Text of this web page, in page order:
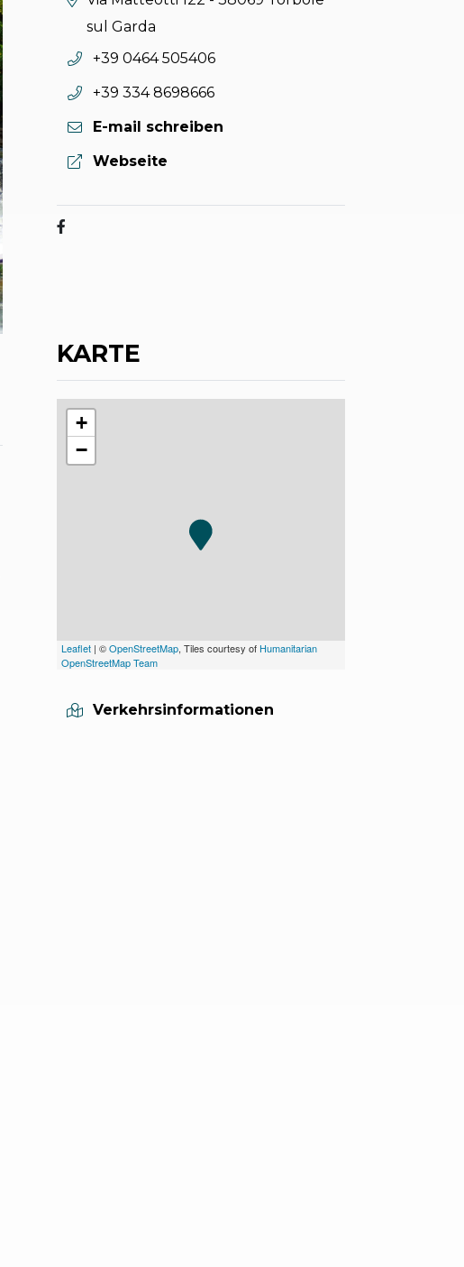
sul Garda
aria.phone:
+39 0464 505406
aria.phone:
+39 334 8698666
E-mail schreiben
aria.website:
Webseite
KARTE
+
−
Leaflet | ©OpenStreetMap, Tiles courtesy of Humanitarian
OpenStreetMap Team
Verkehrsinformationen